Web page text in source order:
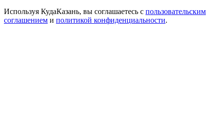
Используя КудаКазань, вы соглашаетесь с пользовательским
соглашением и политикой конфиденциальности.